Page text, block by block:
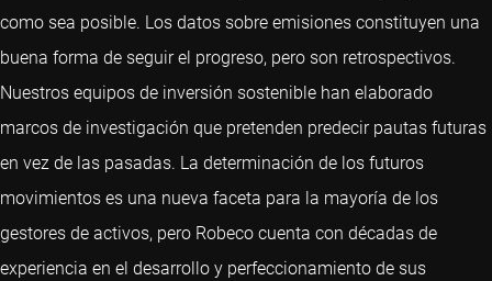
como sea posible. Los datos sobre emisiones constituyen una
buena forma de seguir el progreso, pero son retrospectivos.
Nuestros equipos de inversión sostenible han elaborado
marcos de investigación que pretenden predecir pautas futuras
en vez de las pasadas. La determinación de los futuros
movimientos es una nueva faceta para la mayoría de los
gestores de activos, pero Robeco cuenta con décadas de
experiencia en el desarrollo y perfeccionamiento de sus